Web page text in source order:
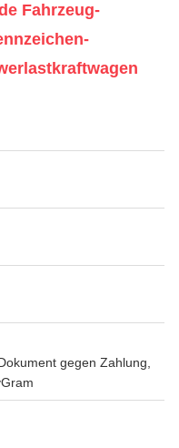
Fahrzeug-
gegen Zahlung,